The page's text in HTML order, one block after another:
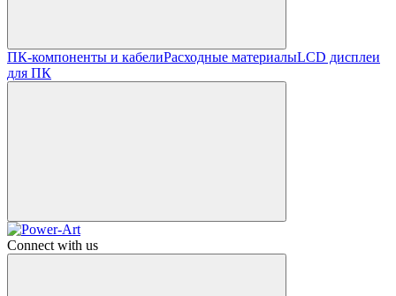
ПК-компоненты и кабелиРасходные материалыLCD дисплеи
для ПК
Connect with us